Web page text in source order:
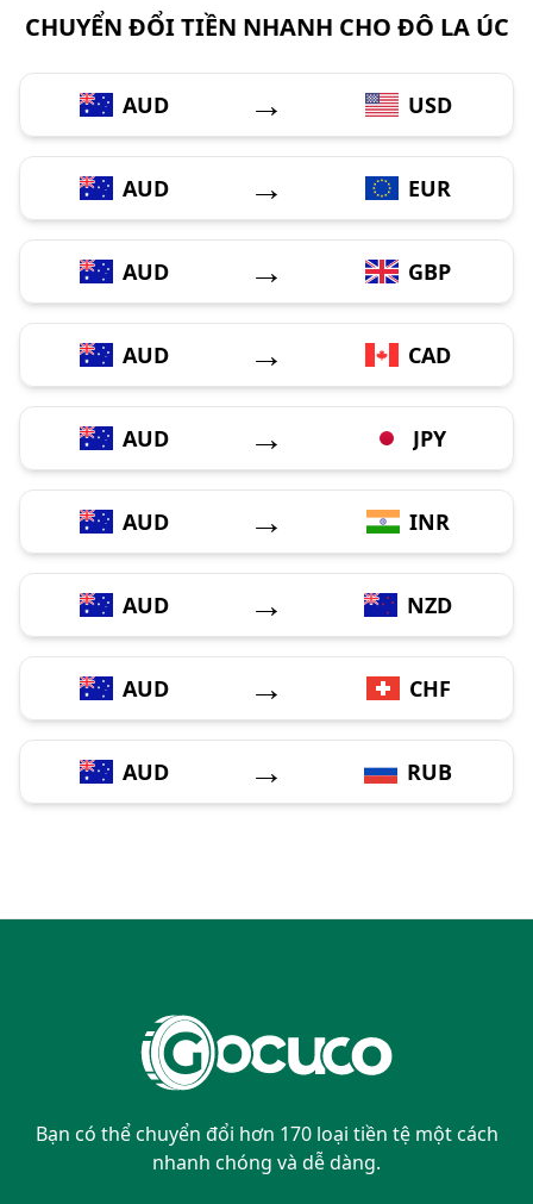
CHUYỂN ĐỔI TIỀN NHANH CHO ĐÔ LA ÚC
AUD → USD
AUD → EUR
AUD → GBP
AUD → CAD
AUD → JPY
AUD → INR
AUD → NZD
AUD → CHF
AUD → RUB
Bạn có thể chuyển đổi hơn 170 loại tiền tệ một cách
nhanh chóng và dễ dàng.